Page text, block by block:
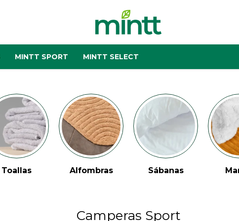
MINTT SPORT MINTT SELECT
Toallas Alfombras Sábanas
Camperas Sport